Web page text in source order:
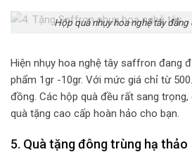
Hộp quà nhụy hoa nghệ tây
Hiện nhụy hoa nghệ tây saffron đang
phẩm 1gr -10gr. Với mức giá chỉ từ
đồng. Các hộp quà đều rất sang
quà tặng cao cấp hoàn hảo cho bạn.
5. Quà tặng đông trùng hạ thảo